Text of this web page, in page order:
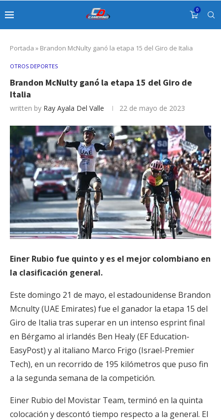
0
Portada » Brandon McNulty ganó la etapa 15 del Giro de Italia
OTROS DEPORTES
Brandon McNulty ganó la etapa 15 del Giro de
Italia
written by Ray Ayala Del Valle 22 de mayo de 2023
Einer Rubio fue quinto y es el mejor colombiano en
la clasificación general.
Este domingo 21 de mayo, el estadounidense Brandon
Mcnulty (UAE Emirates) fue el ganador la etapa 15 del
Giro de Italia tras superar en un intenso esprint final
en Bérgamo al irlandés Ben Healy (EF Education-
EasyPost) y al italiano Marco Frigo (Israel-Premier
Tech), en un recorrido de 195 kilómetros que puso fin
a la segunda semana de la competición.
Einer Rubio del Movistar Team, terminó en la quinta
colocación y descontó tiempo respecto a la general. El